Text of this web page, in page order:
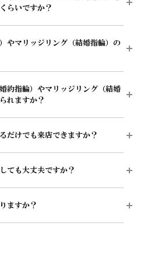
ページはこちら
輪）のオーダーシステムはこちら
ース・リサイクルダイヤモンドではな
であることの証明にもつながるとされ
ンドに付与しています。
科学的に測定・評価する「サリネ・ラ
、クラリティがSI1以下など、一部の
トレポートの発行はありません。
リネ・ライト」についてはこちら
ンド証明書」についてはこちら
らいですか？
付けください。
やマリッジリング（結婚指輪）の
概ね1か月～2ヶ月程いただいており
際に贈られる場合は、予定日の2～3
にご相談ください。
約指輪）やマリッジリング（結婚
れますか？
しますので、お近くにお越しの際は
てはこちら
だけでも来店できますか？
エンゲージリング（婚約指輪）・マ
ちろん、記念日や誕生日などのギフト
ても大丈夫ですか？
先的にご案内しておりますので、ご希
ますか？